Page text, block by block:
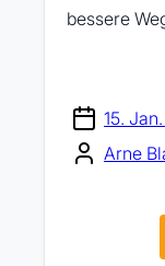
bessere
15.
Arne